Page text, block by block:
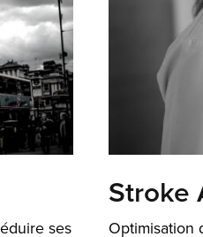
ses
Stroke
Optimisation